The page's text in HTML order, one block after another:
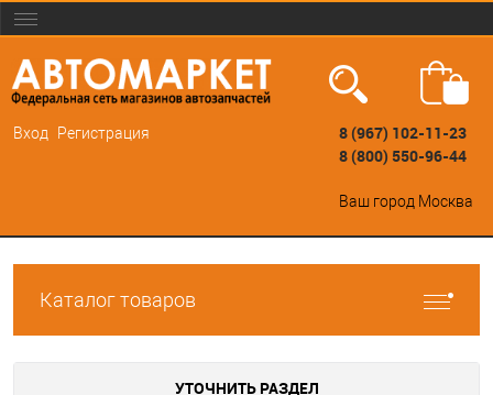
Вход Регистрация
8 (967) 102-11-23
8 (800) 550-96-44
Ваш город Москва
Каталог товаров
УТОЧНИТЬ РАЗДЕЛ